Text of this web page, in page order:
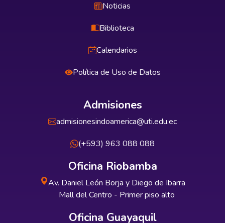
Noticias
Biblioteca
Calendarios
Política de Uso de Datos
Admisiones
admisionesindoamerica@uti.edu.ec
(+593) 963 088 088
Oficina Riobamba
Av. Daniel León Borja y Diego de Ibarra
Mall del Centro - Primer piso alto
Oficina Guayaquil